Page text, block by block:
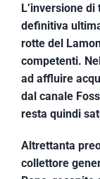
L’inversione
definitiva
rotte del
competenti.
ad affluire
dal canale
resta quindi
Altrettanta
collettore